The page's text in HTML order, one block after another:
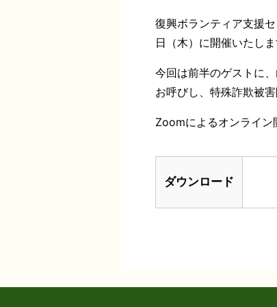
復興ボランティア支援
日（木）に開催いたしま
今回は前半のゲストに
お呼びし、特殊詐欺被
Zoomによるオンライン
ダウンロード